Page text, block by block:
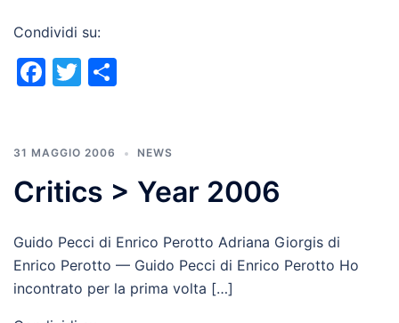
Condividi su:
Facebook
Twitter
31 MAGGIO 2006 NEWS
Critics > Year 2006
Guido Pecci di Enrico Perotto Adriana Giorgis di
Enrico Perotto — Guido Pecci di Enrico Perotto Ho
incontrato per la prima volta […]